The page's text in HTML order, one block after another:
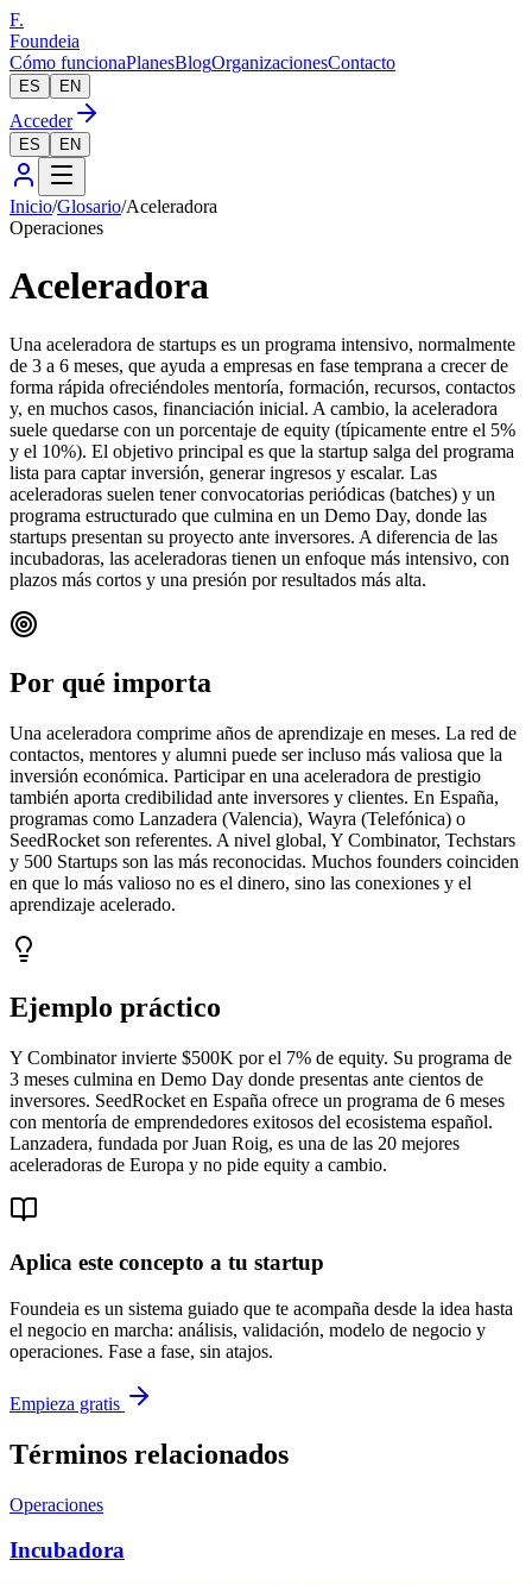
F.
Foundeia
Cómo funcionaPlanesBlogOrganizacionesContacto
ES EN
Acceder
ES EN
Inicio/Glosario/Aceleradora
Operaciones
Aceleradora
Una aceleradora de startups es un programa intensivo, normalmente
de 3 a 6 meses, que ayuda a empresas en fase temprana a crecer de
forma rápida ofreciéndoles mentoría, formación, recursos, contactos
y, en muchos casos, financiación inicial. A cambio, la aceleradora
suele quedarse con un porcentaje de equity (típicamente entre el 5%
y el 10%). El objetivo principal es que la startup salga del programa
lista para captar inversión, generar ingresos y escalar. Las
aceleradoras suelen tener convocatorias periódicas (batches) y un
programa estructurado que culmina en un Demo Day, donde las
startups presentan su proyecto ante inversores. A diferencia de las
incubadoras, las aceleradoras tienen un enfoque más intensivo, con
plazos más cortos y una presión por resultados más alta.
Por qué importa
Una aceleradora comprime años de aprendizaje en meses. La red de
contactos, mentores y alumni puede ser incluso más valiosa que la
inversión económica. Participar en una aceleradora de prestigio
también aporta credibilidad ante inversores y clientes. En España,
programas como Lanzadera (Valencia), Wayra (Telefónica) o
SeedRocket son referentes. A nivel global, Y Combinator, Techstars
y 500 Startups son las más reconocidas. Muchos founders coinciden
en que lo más valioso no es el dinero, sino las conexiones y el
aprendizaje acelerado.
Ejemplo práctico
Y Combinator invierte $500K por el 7% de equity. Su programa de
3 meses culmina en Demo Day donde presentas ante cientos de
inversores. SeedRocket en España ofrece un programa de 6 meses
con mentoría de emprendedores exitosos del ecosistema español.
Lanzadera, fundada por Juan Roig, es una de las 20 mejores
aceleradoras de Europa y no pide equity a cambio.
Aplica este concepto a tu startup
Foundeia es un sistema guiado que te acompaña desde la idea hasta
el negocio en marcha: análisis, validación, modelo de negocio y
operaciones. Fase a fase, sin atajos.
Empieza gratis
Términos relacionados
Operaciones
Incubadora